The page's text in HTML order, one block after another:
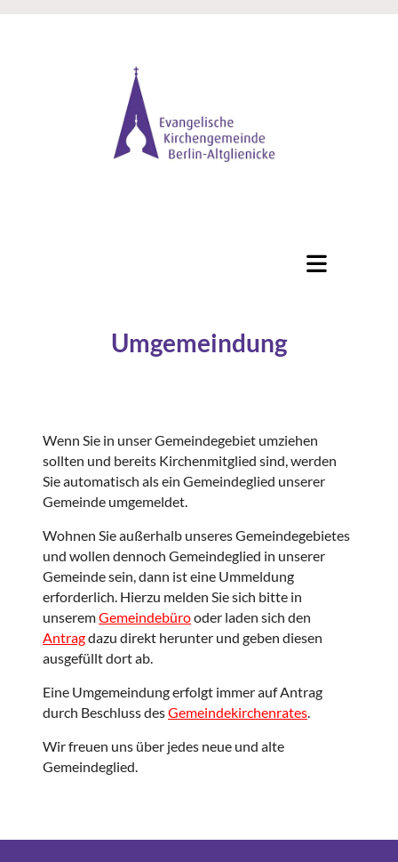
Umgemeindung
Wenn Sie in unser Gemeindegebiet umziehen
sollten und bereits Kirchenmitglied sind, werden
Sie automatisch als ein Gemeindeglied unserer
Gemeinde umgemeldet.
Wohnen Sie außerhalb unseres Gemeindegebietes
und wollen dennoch Gemeindeglied in unserer
Gemeinde sein, dann ist eine Ummeldung
erforderlich. Hierzu melden Sie sich bitte in
unseremGemeindebürooder laden sich den
Antragdazu direkt herunter und geben diesen
ausgefüllt dort ab.
Eine Umgemeindung erfolgt immer auf Antrag
durch Beschluss desGemeindekirchenrates.
Wir freuen uns über jedes neue und alte
Gemeindeglied.